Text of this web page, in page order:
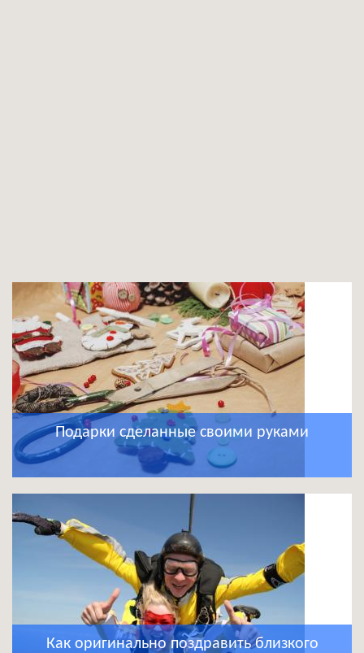
Подарки сделанные своими руками
Как оригинально поздравить близкого